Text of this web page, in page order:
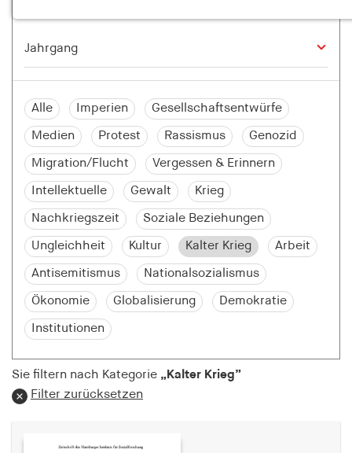
Alle Imperien Gesellschaftsentwürfe
Medien Protest Rassismus Genozid
Migration/Flucht Vergessen & Erinnern
Intellektuelle Gewalt Krieg
Nachkriegszeit Soziale Beziehungen
Ungleichheit Kultur Kalter Krieg Arbeit
Antisemitismus Nationalsozialismus
Ökonomie Globalisierung Demokratie
Institutionen
Sie filtern nach Kategorie „Kalter Krieg”
Filter zurücksetzen
nutzbar zu machen, indem sie Grundfunktionen
wie Seitennavigation und Zugriff auf sichere
Bereiche der Webseite ermöglichen. Die Webseite
kann ohne diese Cookies nicht richtig
funktionieren.
cookie_consent
Name:
cookie_consent
Anbieter:
hamburger-edition.de
Zweck:
Speichert den Zustimmungsstatus des Benutzers
für Cookies auf der aktuellen Domäne.
1 Jahr